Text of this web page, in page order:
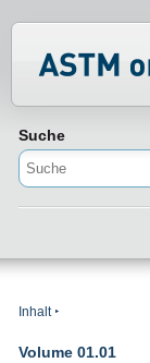
Suche
Inhalt
Volume 01.01